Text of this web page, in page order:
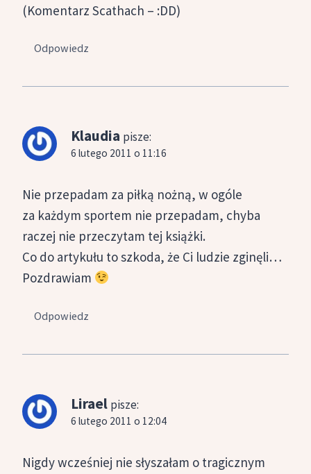
(Komentarz Scathach – :DD)
Odpowiedz
Klaudia pisze:
6 lutego 2011 o 11:16
Nie przepadam za piłką nożną, w ogóle
za każdym sportem nie przepadam, chyba
raczej nie przeczytam tej książki.
Co do artykułu to szkoda, że Ci ludzie zginęli…
Pozdrawiam
Odpowiedz
Lirael pisze:
6 lutego 2011 o 12:04
Nigdy wcześniej nie słyszałam o tragicznym